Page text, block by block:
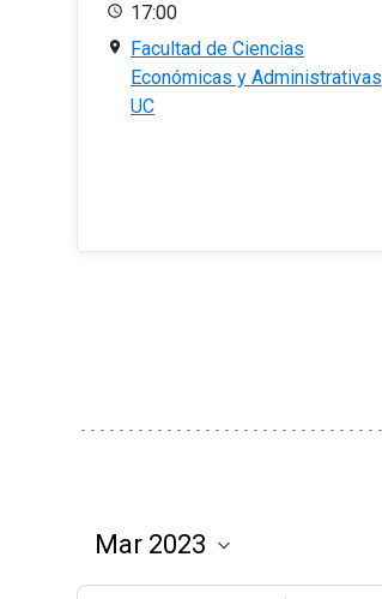
17:00
Facultad de Ciencias
Económicas y Administrativas
UC